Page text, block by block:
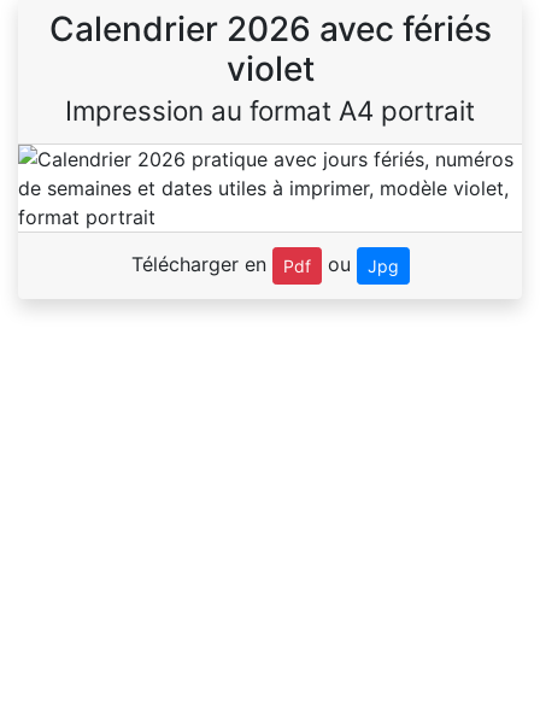
Calendrier 2026 avec fériés
violet
Impression au format A4 portrait
Télécharger en Pdf ou Jpg